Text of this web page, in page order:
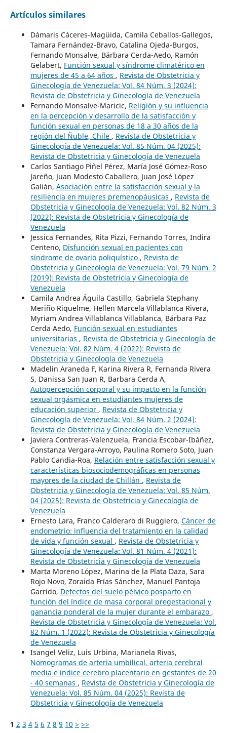
Artículos similares
Dámaris Cáceres-Magüida, Camila Ceballos-Gallegos,
Tamara Fernández-Bravo, Catalina Ojeda-Burgos,
Fernando Monsalve, Bárbara Cerda-Aedo, Ramón
Gelabert, Función sexual y síndrome climatérico en
mujeres de 45 a 64 años , Revista de Obstetricia y
Ginecología de Venezuela: Vol. 84 Núm. 3 (2024):
Revista de Obstetricia y Ginecología de Venezuela
Fernando Monsalve-Maricic, Religión y su influencia
en la percepción y desarrollo de la satisfacción y
función sexual en personas de 18 a 30 años de la
región del Ñuble, Chile , Revista de Obstetricia y
Ginecología de Venezuela: Vol. 85 Núm. 04 (2025):
Revista de Obstetricia y Ginecología de Venezuela
Carlos Santiago Piñel Pérez, María José Gómez-Roso
Jareño, Juan Modesto Caballero, Juan José López
Galián, Asociación entre la satisfacción sexual y la
resiliencia en mujeres premenopáusicas , Revista de
Obstetricia y Ginecología de Venezuela: Vol. 82 Núm. 3
(2022): Revista de Obstetricia y Ginecología de
Venezuela
Jessica Fernandes, Rita Pizzi, Fernando Torres, Indira
Centeno, Disfunción sexual en pacientes con
síndrome de ovario poliquístico , Revista de
Obstetricia y Ginecología de Venezuela: Vol. 79 Núm. 2
(2019): Revista de Obstetricia y Ginecología de
Venezuela
Camila Andrea Águila Castillo, Gabriela Stephany
Meriño Riquelme, Hellen Marcela Villablanca Rivera,
Myriam Andrea Villablanca Villablanca, Bárbara Paz
Cerda Aedo, Función sexual en estudiantes
universitarias , Revista de Obstetricia y Ginecología de
Venezuela: Vol. 82 Núm. 4 (2022): Revista de
Obstetricia y Ginecología de Venezuela
Madelin Araneda F, Karina Rivera R, Fernanda Rivera
S, Danissa San Juan R, Barbara Cerda A,
Autopercepción corporal y su impacto en la función
sexual orgásmica en estudiantes mujeres de
educación superior , Revista de Obstetricia y
Ginecología de Venezuela: Vol. 84 Núm. 2 (2024):
Revista de Obstetricia y Ginecología de Venezuela
Javiera Contreras-Valenzuela, Francia Escobar-Ibáñez,
Constanza Vergara-Arroyo, Paulina Romero Soto, Juan
Pablo Candia-Roa, Relación entre satisfacción sexual y
características biosociodemográficas en personas
mayores de la ciudad de Chillán , Revista de
Obstetricia y Ginecología de Venezuela: Vol. 85 Núm.
04 (2025): Revista de Obstetricia y Ginecología de
Venezuela
Ernesto Lara, Franco Calderaro di Ruggiero, Cáncer de
endometrio: influencia del tratamiento en la calidad
de vida y función sexual , Revista de Obstetricia y
Ginecología de Venezuela: Vol. 81 Núm. 4 (2021):
Revista de Obstetricia y Ginecología de Venezuela
Marta Moreno López, Marina de la Plata Daza, Sara
Rojo Novo, Zoraida Frías Sánchez, Manuel Pantoja
Garrido, Defectos del suelo pélvico posparto en
función del índice de masa corporal pregestacional y
ganancia ponderal de la mujer durante el embarazo ,
Revista de Obstetricia y Ginecología de Venezuela: Vol.
82 Núm. 1 (2022): Revista de Obstetricia y Ginecología
de Venezuela
Isangel Veliz, Luis Urbina, Marianela Rivas,
Nomogramas de arteria umbilical, arteria cerebral
media e índice cerebro placentario en gestantes de 20
- 40 semanas , Revista de Obstetricia y Ginecología de
Venezuela: Vol. 85 Núm. 04 (2025): Revista de
Obstetricia y Ginecología de Venezuela
1 2 3 4 5 6 7 8 9 10 > >>